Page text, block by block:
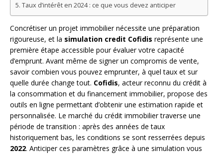
Taux d’intérêt en 2024 : ce que vous devez anticiper
Concrétiser un projet immobilier nécessite une préparation
rigoureuse, et la simulation credit Cofidis représente une
première étape accessible pour évaluer votre capacité
d’emprunt. Avant même de signer un compromis de vente,
savoir combien vous pouvez emprunter, à quel taux et sur
quelle durée change tout. Cofidis, acteur reconnu du crédit à
la consommation et du financement immobilier, propose des
outils en ligne permettant d’obtenir une estimation rapide et
personnalisée. Le marché du crédit immobilier traverse une
période de transition : après des années de taux
historiquement bas, les conditions se sont resserrées depuis
2022. Anticiper ces paramètres grâce à une simulation vous